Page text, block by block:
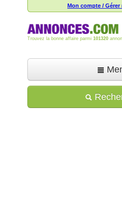
Mon compte / Gérer
Trouvez la bonne affaire parmi 101320
Déposer une